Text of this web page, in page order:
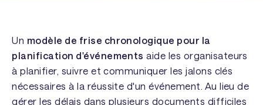
Un modèle de frise chronologique pour la
planification d'événements aide les organisateurs
à planifier, suivre et communiquer les jalons clés
nécessaires à la réussite d'un événement. Au lieu de
gérer les délais dans plusieurs documents difficiles